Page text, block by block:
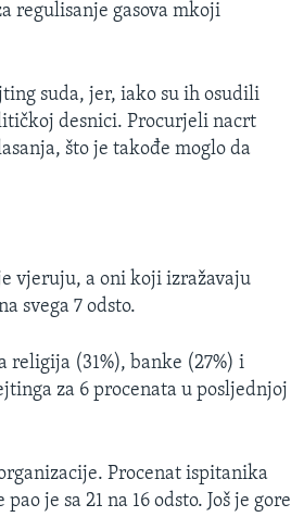
regulisanje gasova mkoji
suda, jer, iako su ih osudili
desnici. Procurjeli nacrt
što je takođe moglo da
vjeruju, a oni koji izražavaju
svega 7 odsto.
religija (31%), banke (27%) i
za 6 procenata u posljednjoj
Procenat ispitanika
je sa 21 na 16 odsto. Još je gore